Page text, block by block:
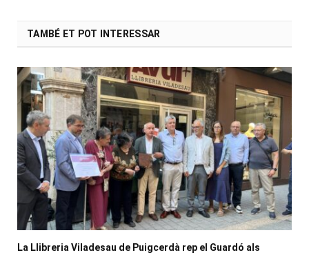
TAMBÉ ET POT INTERESSAR
La Llibreria Viladesau de Puigcerdà rep el Guardó als